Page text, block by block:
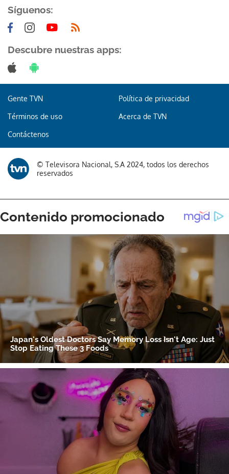
Síguenos:
Descubre nuestras apps:
Gente TVN Política de privacidad
Términos de uso Acerca de TVN
Contáctenos
© Televisora Nacional, S.A 2024, todos los derechos
reservados